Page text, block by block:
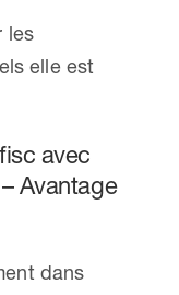
les
elle est
avec
Avantage
dans